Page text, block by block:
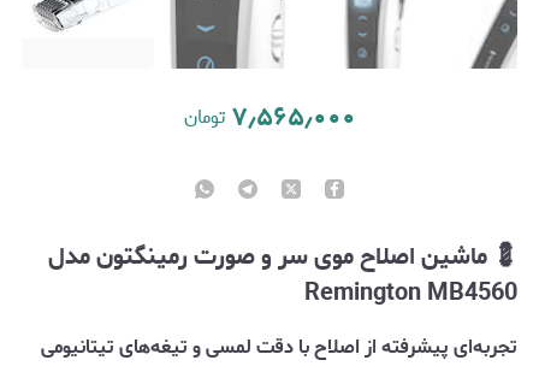
۷٫۵۶۵٫۰۰۰ تومان
💈 ماشین اصلاح موی سر و صورت رمینگتون مدل
Remington MB4560
تجربه‌ای پیشرفته از اصلاح با دقت لمسی و تیغه‌های تیتانیومی